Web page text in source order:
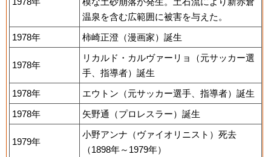
温泉を含む広範囲に被害を与えた。
1978年
柿崎正澄（漫画家）誕生
1978年
リカルド・カルヴァーリョ（元サッカー選
手、指導者）誕生
1978年
エウトン（元サッカー選手、指導者）誕生
1978年
矢野通（プロレスラー）誕生
1979年
小野アンナ（ヴァイオリニスト）死去
（1898年～1979年）